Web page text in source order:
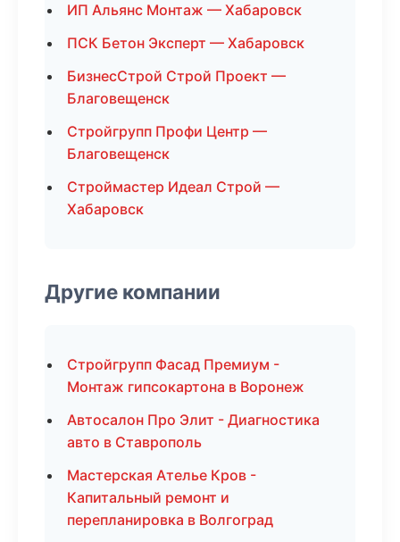
ИП Альянс Монтаж — Хабаровск
ПСК Бетон Эксперт — Хабаровск
БизнесСтрой Строй Проект —
Благовещенск
Стройгрупп Профи Центр —
Благовещенск
Строймастер Идеал Строй —
Хабаровск
Другие компании
Стройгрупп Фасад Премиум -
Монтаж гипсокартона в Воронеж
Автосалон Про Элит - Диагностика
авто в Ставрополь
Мастерская Ателье Кров -
Капитальный ремонт и
перепланировка в Волгоград